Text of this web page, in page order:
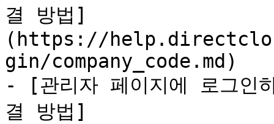
결 방법]
(https://
gin/company_code.md)
- [관리자 페이지에 로그인
결 방법]